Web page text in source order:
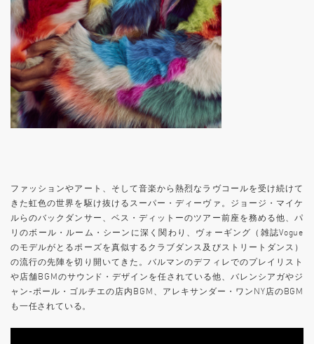
ファッションやアート、そして音楽から熱烈なラヴコールを受け続けて
きた虹色の世界を駆け抜けるスーパー・ディーヴァ。ジョージ・マイケ
ルらのバックダンサー、ベス・ディットーのツアー前座を務める他、パ
リのボール・ルーム・シーンに深く関わり、ヴォーギング（雑誌Vogue
のモデルがとるポーズを真似するクラブダンス及びストリートダンス）
の流行の先陣を切り開いてきた。バルマンのデフィレでのプレイリスト
や店舗BGMのサウンド・デザインを任されている他、バレンシアガやジ
ャン-ポール・ゴルチエの店内BGM、アレキサンダー・ワンNY店のBGM
も一任されている。